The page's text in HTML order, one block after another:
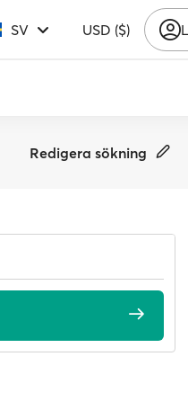
SV USD ($)
Redigera sökning